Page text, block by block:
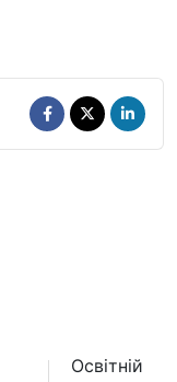
Освітній